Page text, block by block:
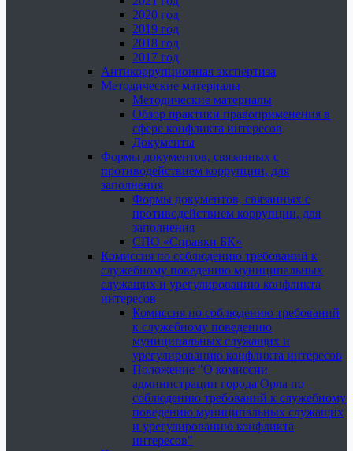
2020 год
2019 год
2018 год
2017 год
Антикоррупционная экспертиза
Методические материалы
Методические материалы
Обзор практики правоприменения в
сфере конфликта интересов
Документы
Формы документов, связанных с
противодействием коррупции, для
заполнения
Формы документов, связанных с
противодействием коррупции, для
заполнения
СПО «Справки БК»
Комиссия по соблюдению требований к
служебному поведению муниципальных
служащих и урегулированию конфликта
интересов
Комиссия по соблюдению требований
к служебному поведению
муниципальных служащих и
урегулированию конфликта интересов
Положение "О комиссии
администрации города Орла по
соблюдению требований к служебному
поведению муниципальных служащих
и урегулированию конфликта
интересов"